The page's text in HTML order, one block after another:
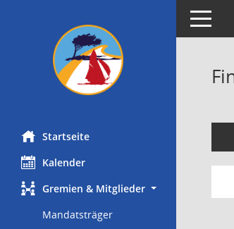
Startseite
Kalender
Gremien & Mitglieder
Mandatsträger
Toggle